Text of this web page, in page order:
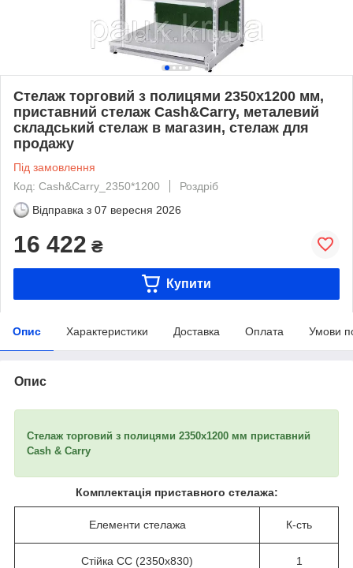
Стелаж торговий з полицями 2350х1200 мм,
приставний стелаж Cash&Carry, металевий
складський стелаж в магазин, стелаж для
продажу
Під замовлення
Код: Cash&Carry_2350*1200
Роздріб
Відправка з 07 вересня 2026
16 422 ₴
Купити
Опис Характеристики Доставка Оплата Умови
Опис
Стелаж торговий з полицями 2350х1200 мм приставний
Cash & Carry
Комплектація приставного стелажа:
Елементи стелажа К-сть
Стійка CC (2350х830) 1